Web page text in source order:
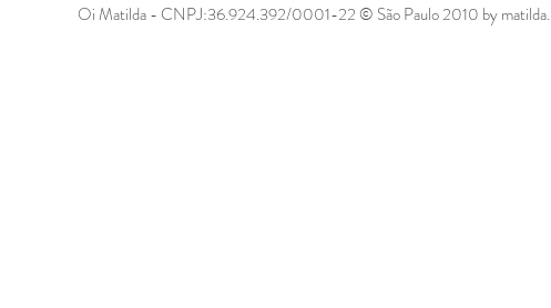
Oi Matilda - CNPJ:36.924.392/0001-22 © São Paulo 2010 by matilda.